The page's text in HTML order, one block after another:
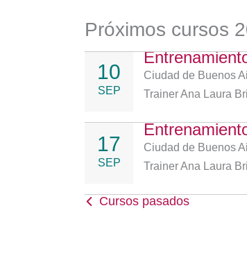
Próximos cursos
10
SEP
Ciudad de Buenos
Trainer Ana Laura
17
SEP
Ciudad de Buenos
Trainer Ana Laura
Cursos pasados